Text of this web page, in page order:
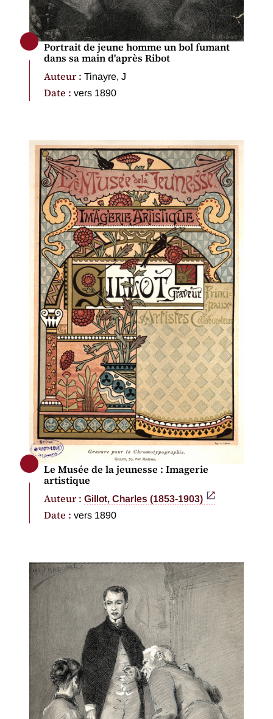
Portrait de jeune homme un bol fumant
dans sa main d'après Ribot
Auteur : Tinayre, J
Date : vers 1890
Le Musée de la jeunesse : Imagerie
artistique
Auteur : Gillot, Charles (1853-1903)
Date : vers 1890